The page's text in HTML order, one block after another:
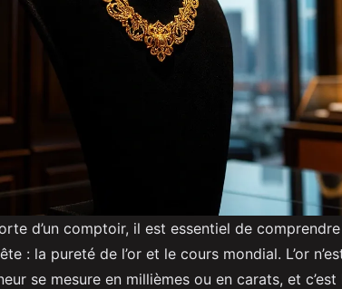
d’un comptoir, il est essentiel de
: la pureté de l’or et le cours mondial. L’or
se mesure en millièmes ou en carats, et